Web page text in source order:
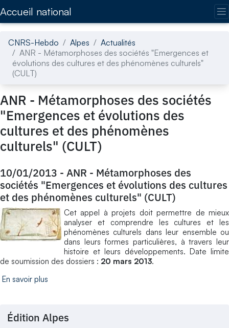
Accueil national
CNRS-Hebdo Alpes
Actualités
ANR - Métamorphoses des sociétés "Emergences et
évolutions des cultures et des phénomènes culturels"
(CULT)
ANR - Métamorphoses des sociétés
"Emergences et évolutions des
cultures et des phénomènes
culturels" (CULT)
10/01/2013 - ANR - Métamorphoses des
sociétés "Emergences et évolutions des cultures
et des phénomènes culturels" (CULT)
Cet appel à projets doit permettre de mieux
analyser et comprendre les cultures et les
phénomènes culturels dans leur ensemble ou
dans leurs formes particulières, à travers leur
histoire et leurs développements. Date limite
de soumission des dossiers : 20 mars 2013.
En savoir plus
Édition Alpes